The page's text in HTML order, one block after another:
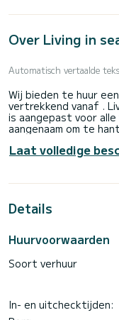
Over Living in
Automatisch vertaalde
Wij bieden te huur
vertrekkend vanaf .
is aangepast voor
aangenaam om te
De zeilboot is 16
douche.
een Rolgenua. Het
aansluiting,
Wij nodigen u uit om
offerte aan te
Laat volledige
Details
Huurvoorwaarden
Soort verhuur
In- en uitchecktijden: